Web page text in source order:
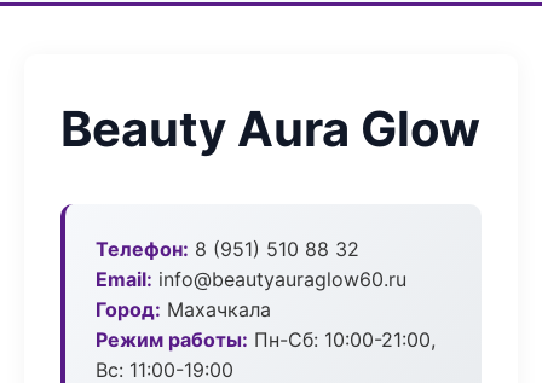
Beauty Aura Glow
Телефон: 8 (951) 510 88 32
Email: info@beautyauraglow60.ru
Город: Махачкала
Режим работы: Пн-Сб: 10:00-21:00,
Вс: 11:00-19:00